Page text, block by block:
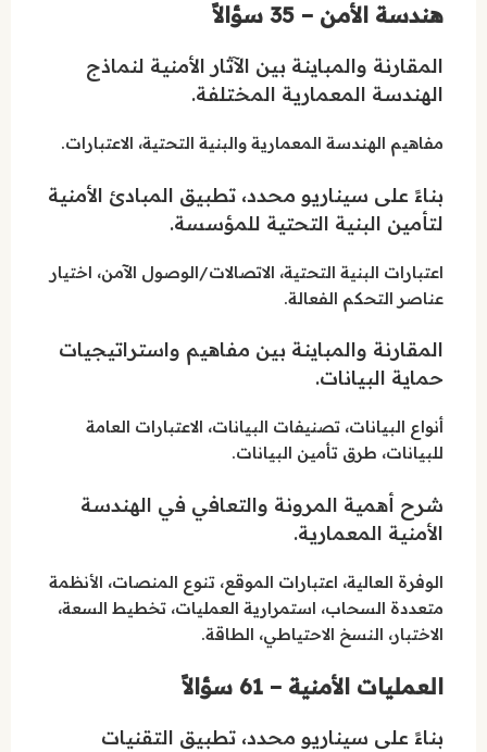
هندسة الأمن – 35 سؤالاً
المقارنة والمباينة بين الآثار الأمنية لنماذج
الهندسة المعمارية المختلفة.
مفاهيم الهندسة المعمارية والبنية التحتية، الاعتبارات.
بناءً على سيناريو محدد، تطبيق المبادئ الأمنية
لتأمين البنية التحتية للمؤسسة.
اعتبارات البنية التحتية، الاتصالات/الوصول الآمن، اختيار
عناصر التحكم الفعالة.
المقارنة والمباينة بين مفاهيم واستراتيجيات
حماية البيانات.
أنواع البيانات، تصنيفات البيانات، الاعتبارات العامة
للبيانات، طرق تأمين البيانات.
شرح أهمية المرونة والتعافي في الهندسة
الأمنية المعمارية.
الوفرة العالية، اعتبارات الموقع، تنوع المنصات، الأنظمة
متعددة السحاب، استمرارية العمليات، تخطيط السعة،
الاختبار، النسخ الاحتياطي، الطاقة.
العمليات الأمنية – 61 سؤالاً
بناءً على سيناريو محدد، تطبيق التقنيات